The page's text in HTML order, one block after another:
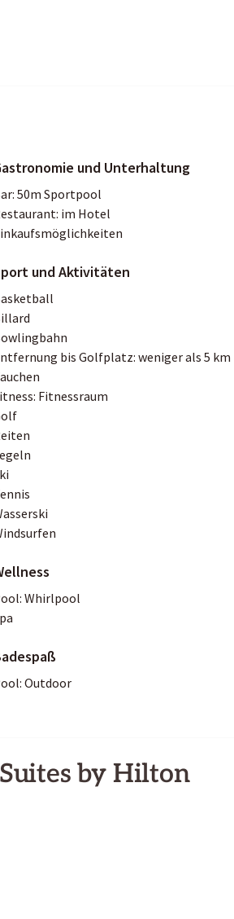
und Unterhaltung
50m Sportpool
im Hotel
und Aktivitäten
bis Golfplatz: weniger als 5 km
Fitnessraum
Whirlpool
Outdoor
by Hilton